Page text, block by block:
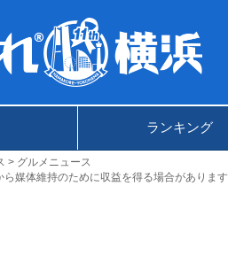
ランキング
グルメニュース
媒体維持のために収益を得る場合があります